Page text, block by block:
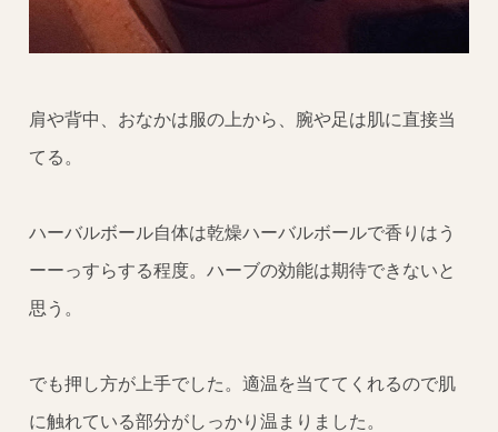
肩や背中、おなかは服の上から、腕や足は肌に直接当
てる。
ハーバルボール自体は乾燥ハーバルボールで香りはう
ーーっすらする程度。ハーブの効能は期待できないと
思う。
でも押し方が上手でした。適温を当ててくれるので肌
に触れている部分がしっかり温まりました。